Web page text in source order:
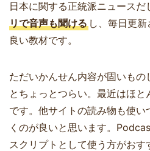
日本に関する正統派ニュースだ
リで音声も聞ける し、毎日更新
良い教材です。
ただいかんせん内容が固いも
とちょっとつらい。最近はほ
です。他サイトの読み物も使
くのが良いと思います。
スクリプトとして使う方がおす